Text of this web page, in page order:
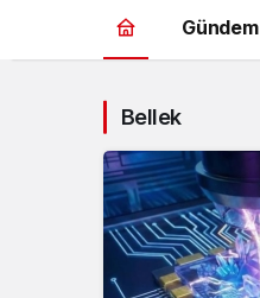
Gündem
Bellek